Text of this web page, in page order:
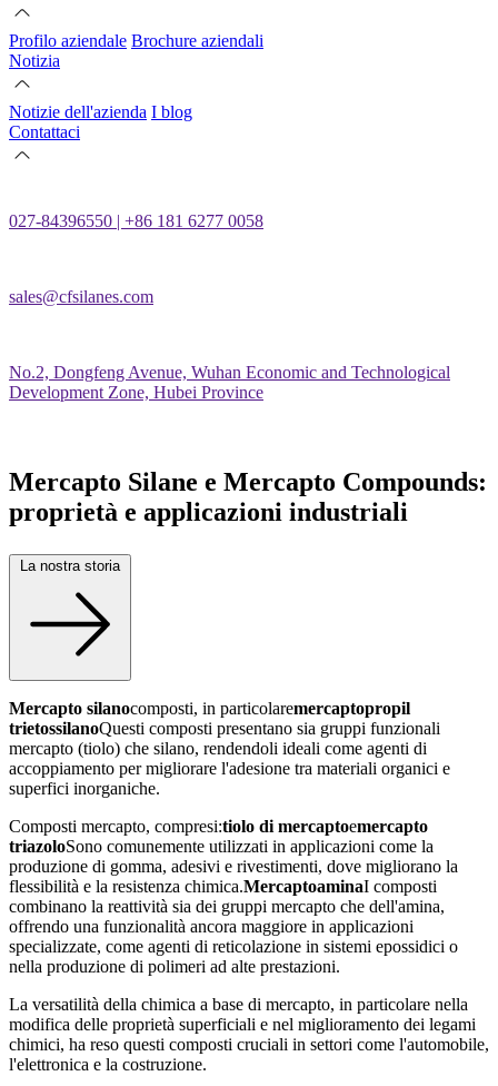
Profilo aziendale Brochure aziendali
Notizia
Notizie dell'azienda I blog
Contattaci
027-84396550 | +86 181 6277 0058
sales@cfsilanes.com
No.2, Dongfeng Avenue, Wuhan Economic and Technological
Development Zone, Hubei Province
Mercapto Silane e Mercapto Compounds:
proprietà e applicazioni industriali
La nostra storia
Mercapto silanocomposti, in particolaremercaptopropil
trietossilanoQuesti composti presentano sia gruppi funzionali
mercapto (tiolo) che silano, rendendoli ideali come agenti di
accoppiamento per migliorare l'adesione tra materiali organici e
superfici inorganiche.
Composti mercapto, compresi:tiolo di mercaptoemercapto
triazoloSono comunemente utilizzati in applicazioni come la
produzione di gomma, adesivi e rivestimenti, dove migliorano la
flessibilità e la resistenza chimica.MercaptoaminaI composti
combinano la reattività sia dei gruppi mercapto che dell'amina,
offrendo una funzionalità ancora maggiore in applicazioni
specializzate, come agenti di reticolazione in sistemi epossidici o
nella produzione di polimeri ad alte prestazioni.
La versatilità della chimica a base di mercapto, in particolare nella
modifica delle proprietà superficiali e nel miglioramento dei legami
chimici, ha reso questi composti cruciali in settori come l'automobile,
l'elettronica e la costruzione.